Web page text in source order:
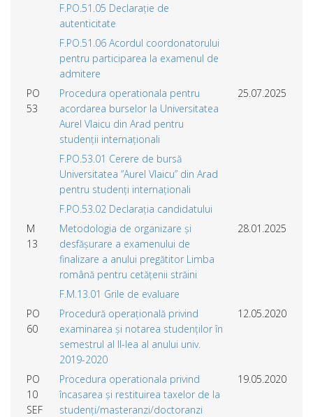
F.PO.51.05 Declarație de
autenticitate
F.PO.51.06 Acordul coordonatorului
pentru participarea la examenul de
admitere
PO
53
Procedura operationala pentru
acordarea burselor la Universitatea
Aurel Vlaicu din Arad pentru
studenții internaționali
25.07.2025
F.PO.53.01 Cerere de bursă
Universitatea ”Aurel Vlaicu” din Arad
pentru studenți internaționali
F.PO.53.02 Declarația candidatului
M
13
Metodologia de organizare și
desfășurare a examenului de
finalizare a anului pregătitor Limba
română pentru cetățenii străini
28.01.2025
F.M.13.01 Grile de evaluare
PO
60
Procedură operațională privind
examinarea și notarea studenților în
semestrul al II-lea al anului univ.
2019-2020
12.05.2020
PO
10
SEF
Procedura operationala privind
încasarea și restituirea taxelor de la
studenți/masteranzi/doctoranzi
19.05.2020